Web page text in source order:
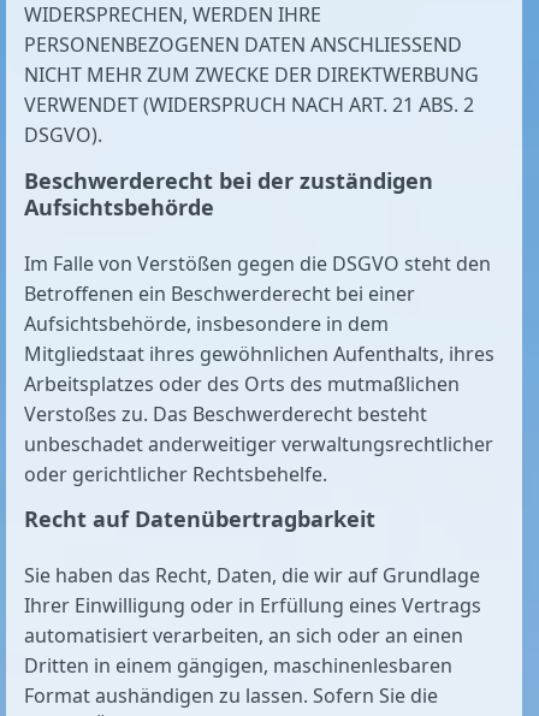
WIDERSPRECHEN, WERDEN IHRE
PERSONENBEZOGENEN DATEN ANSCHLIESSEND
NICHT MEHR ZUM ZWECKE DER DIREKTWERBUNG
VERWENDET (WIDERSPRUCH NACH ART. 21 ABS. 2
DSGVO).
Beschwerde­recht bei der zuständigen
Aufsichts­behörde
Im Falle von Verstößen gegen die DSGVO steht den
Betroffenen ein Beschwerderecht bei einer
Aufsichtsbehörde, insbesondere in dem
Mitgliedstaat ihres gewöhnlichen Aufenthalts, ihres
Arbeitsplatzes oder des Orts des mutmaßlichen
Verstoßes zu. Das Beschwerderecht besteht
unbeschadet anderweitiger verwaltungsrechtlicher
oder gerichtlicher Rechtsbehelfe.
Recht auf Daten­übertrag­barkeit
Sie haben das Recht, Daten, die wir auf Grundlage
Ihrer Einwilligung oder in Erfüllung eines Vertrags
automatisiert verarbeiten, an sich oder an einen
Dritten in einem gängigen, maschinenlesbaren
Format aushändigen zu lassen. Sofern Sie die